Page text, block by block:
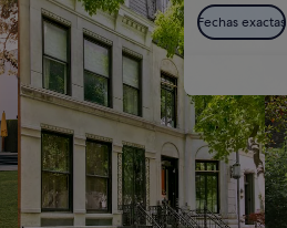
Fechas exactas